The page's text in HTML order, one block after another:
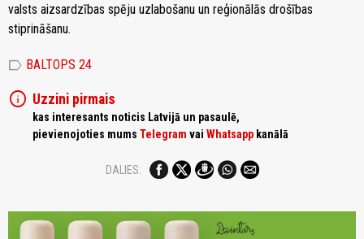
valsts aizsardzības spēju uzlabošanu un reģionālās drošības
stiprināšanu.
label BALTOPS 24
info Uzzini pirmais
kas interesants noticis Latvijā un pasaulē,
pievienojoties mums Telegram vai Whatsapp kanālā
DALIES: